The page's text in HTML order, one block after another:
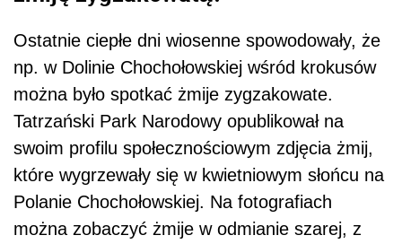
Ostatnie ciepłe dni wiosenne spowodowały, że
np. w Dolinie Chochołowskiej wśród krokusów
można było spotkać żmije zygzakowate.
Tatrzański Park Narodowy opublikował na
swoim profilu społecznościowym zdjęcia żmij,
które wygrzewały się w kwietniowym słońcu na
Polanie Chochołowskiej. Na fotografiach
można zobaczyć żmije w odmianie szarej, z